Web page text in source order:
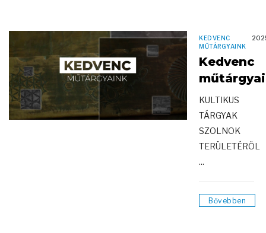
KEDVENC
MŰTÁRGYAINK
Kedvenc
KULTIKUS
TÁRGYAK
SZOLNOK
TERÜLETÉRÖL
...
Bővebben